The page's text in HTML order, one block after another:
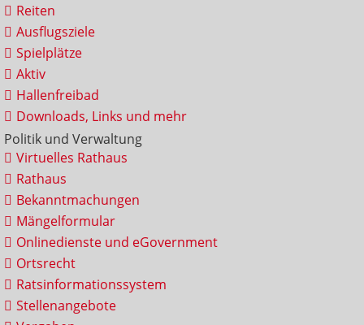
Reiten
Ausflugsziele
Spielplätze
Aktiv
Hallenfreibad
Downloads, Links und mehr
Politik und Verwaltung
Virtuelles Rathaus
Rathaus
Bekanntmachungen
Mängelformular
Onlinedienste und eGovernment
Ortsrecht
Ratsinformationssystem
Stellenangebote